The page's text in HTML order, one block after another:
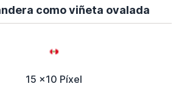
como viñeta ovalada
15 x10 Píxel